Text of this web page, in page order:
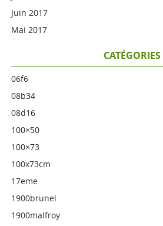
Juin 2017
Mai 2017
CATÉGORIES
06f6
08b34
08d16
100×50
100×73
100x73cm
17eme
1900brunel
1900malfroy